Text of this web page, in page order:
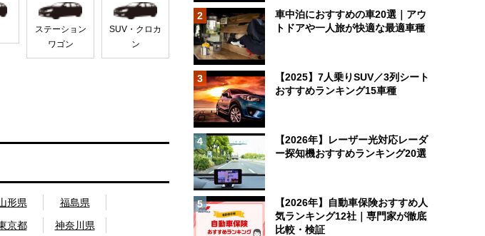
ステーション
ワゴン
SUV・クロカ
ン
形県
福島県
京都
神奈川県
2
車中泊におすすめの車20選｜アウ
トドアや一人旅が快適な最適車種
3
【2025】7人乗りSUV／3列シート
おすすめランキング15車種
4
【2026年】レーザー光対応レーダ
ー探知機おすすめランキング20選
5
【2026年】自動車保険おすすめ人
気ランキング12社｜専門家が徹底
比較・検証